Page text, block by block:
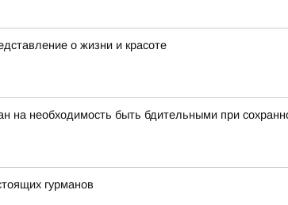
о жизни и красоте
на необходимость быть бдительными при
гурманов